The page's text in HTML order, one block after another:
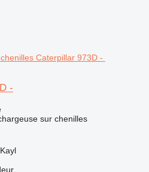
-
sur chenilles